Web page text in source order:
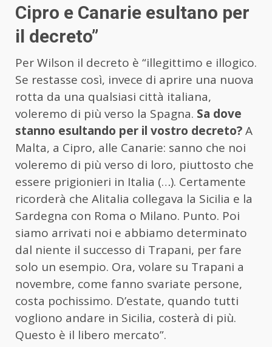
Cipro e Canarie esultano per
il decreto”
Per Wilson il decreto è “illegittimo e illogico.
Se restasse così, invece di aprire una nuova
rotta da una qualsiasi città italiana,
voleremo di più verso la Spagna. Sa dove
stanno esultando per il vostro decreto?A
Malta, a Cipro, alle Canarie: sanno che noi
voleremo di più verso di loro, piuttosto che
essere prigionieri in Italia (…). Certamente
ricorderà che Alitalia collegava la Sicilia e la
Sardegna con Roma o Milano. Punto. Poi
siamo arrivati noi e abbiamo determinato
dal niente il successo di Trapani, per fare
solo un esempio. Ora, volare su Trapani a
novembre, come fanno svariate persone,
costa pochissimo. D’estate, quando tutti
vogliono andare in Sicilia, costerà di più.
Questo è il libero mercato”.